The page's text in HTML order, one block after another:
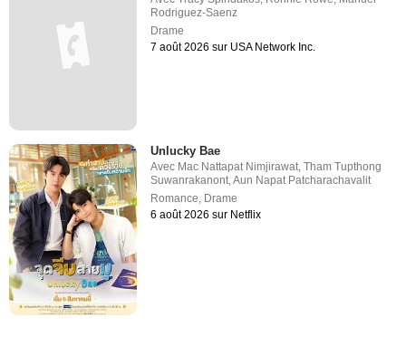
Rodriguez-Saenz
Drame
7 août 2026 sur USA Network Inc.
Unlucky Bae
Avec Mac Nattapat Nimjirawat,Tham Tupthong
Suwanrakanont,Aun Napat Patcharachavalit
Romance, Drame
6 août 2026 sur Netflix